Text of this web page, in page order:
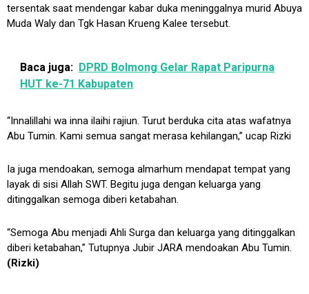
tersentak saat mendengar kabar duka meninggalnya murid Abuya
Muda Waly dan Tgk Hasan Krueng Kalee tersebut.
Baca juga: DPRD Bolmong Gelar Rapat Paripurna
HUT ke-71 Kabupaten
“Innalillahi wa inna ilaihi rajiun. Turut berduka cita atas wafatnya
Abu Tumin. Kami semua sangat merasa kehilangan,” ucap Rizki
Ia juga mendoakan, semoga almarhum mendapat tempat yang
layak di sisi Allah SWT. Begitu juga dengan keluarga yang
ditinggalkan semoga diberi ketabahan.
“Semoga Abu menjadi Ahli Surga dan keluarga yang ditinggalkan
diberi ketabahan,” Tutupnya Jubir JARA mendoakan Abu Tumin.
(Rizki)